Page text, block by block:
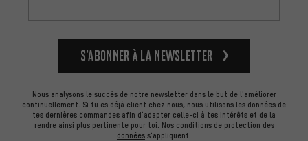
S’abonner à la newsletter
Nous analysons le succès de notre newsletter dans le but de l'améliorer
continuellement. Si tu es déjà client chez nous, nous utilisons les données de
tes dernières commandes afin d'adapter celle-ci à tes intérêts et de la
rendre ainsi plus pertinente pour toi. Nos conditions de protection des
données s'appliquent.